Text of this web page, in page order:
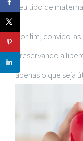
seu tipo de
Por fim, convido-
preservando a
apenas o que seja